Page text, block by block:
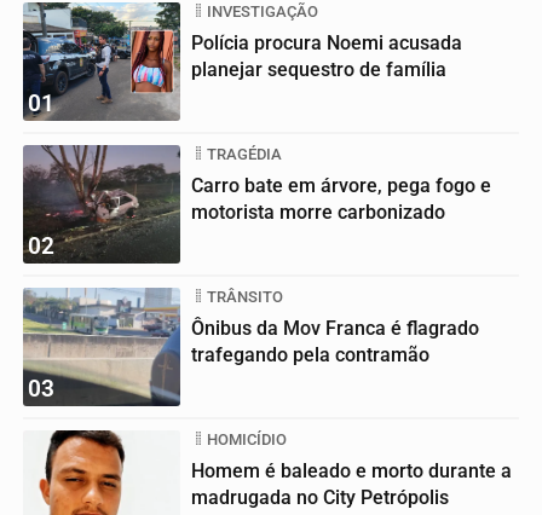
01
INVESTIGAÇÃO
Polícia procura Noemi acusada
planejar sequestro de família
02
TRAGÉDIA
Carro bate em árvore, pega fogo e
motorista morre carbonizado
03
TRÂNSITO
Ônibus da Mov Franca é flagrado
trafegando pela contramão
HOMICÍDIO
Homem é baleado e morto durante a
madrugada no City Petrópolis